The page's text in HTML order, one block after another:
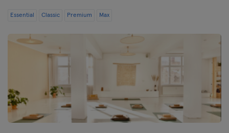
Essential Classic Premium Max